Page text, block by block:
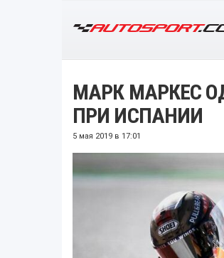
МАРК МАРКЕС
ПРИ ИСПАНИИ
5 мая 2019 в 17:01